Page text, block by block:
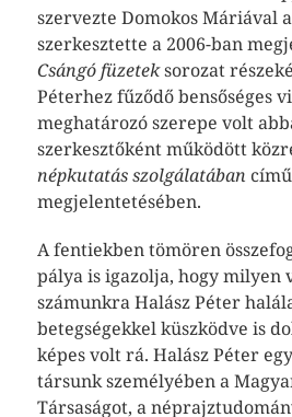
szervezte Domokos Máriával
szerkesztette a 2006-ban
Csángó füzeteksorozat
Péterhez fűződő bensőséges
meghatározó szerepe volt
szerkesztőként működött
népkutatás szolgálatában
megjelentetésében.
A fentiekben tömören
pálya is igazolja, hogy milyen
számunkra Halász Péter
betegségekkel küszködve is
képes volt rá. Halász Péter
társunk személyében a
Társaságot, a